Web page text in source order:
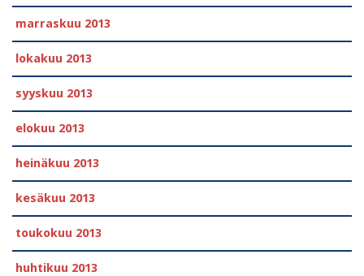
marraskuu 2013
lokakuu 2013
syyskuu 2013
elokuu 2013
heinäkuu 2013
kesäkuu 2013
toukokuu 2013
huhtikuu 2013